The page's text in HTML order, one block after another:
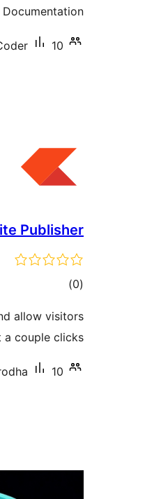
10+ نصب فعال
Publisher
(0 مجموع)
allow visitors
couple clicks.
10+ نصب فعال